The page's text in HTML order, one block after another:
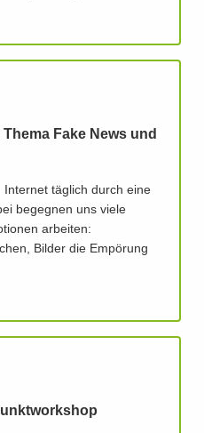
Fake News und
täglich durch eine
begegnen uns viele
arbeiten:
Bilder die Empörung